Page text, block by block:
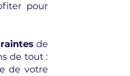
pour
de
de tout :
de votre